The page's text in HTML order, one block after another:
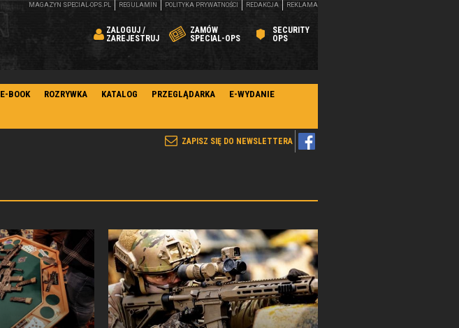
ZALOGUJ /
ZAREJESTRUJ
ZAMÓW
SPECIAL-OPS
SECURITY
OPS
MAGAZYN SPECIAL-OPS.PL REGULAMIN POLITYKA PRYWATNOŚCI REDAKCJA REKLAMA
E-BOOK ROZRYWKA KATALOG PRZEGLĄDARKA E-WYDANIE
ZAPISZ SIĘ DO NEWSLETTERA